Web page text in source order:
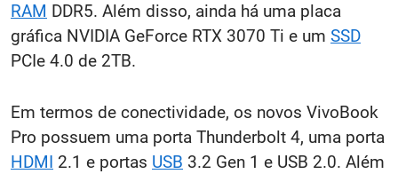
RAM DDR5. Além disso, ainda há uma placa
gráfica NVIDIA GeForce RTX 3070 Ti e um SSD
PCIe 4.0 de 2TB.
Em termos de conectividade, os novos VivoBook
Pro possuem uma porta Thunderbolt 4, uma porta
HDMI 2.1 e portas USB 3.2 Gen 1 e USB 2.0. Além